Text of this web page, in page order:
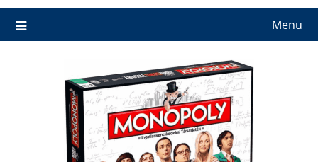
Menu